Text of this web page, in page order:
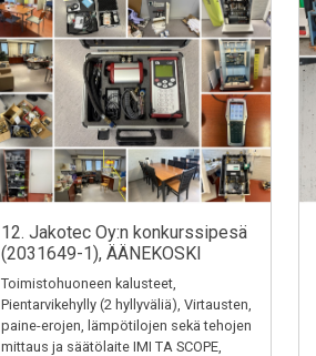
12. Jakotec Oy:n konkurssipesä
(2031649-1), ÄÄNEKOSKI
Toimistohuoneen kalusteet,
Pientarvikehylly (2 hyllyväliä), Virtausten,
paine-erojen, lämpötilojen sekä tehojen
mittaus ja säätölaite IMI TA SCOPE,